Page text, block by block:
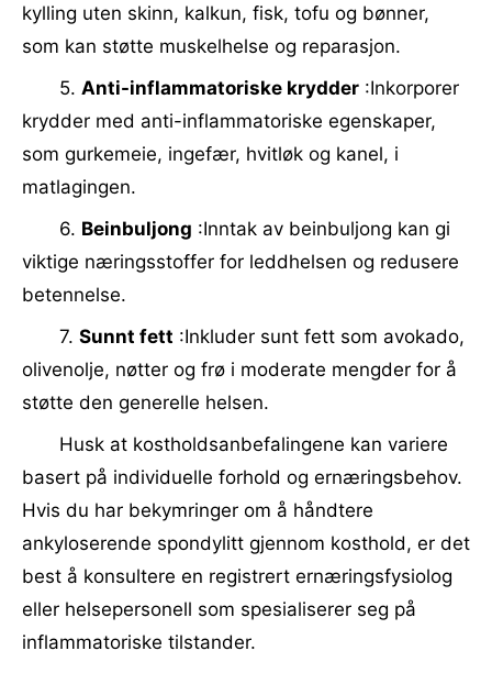
kylling uten skinn, kalkun, fisk, tofu og bønner,
som kan støtte muskelhelse og reparasjon.
5. Anti-inflammatoriske krydder :Inkorporer
krydder med anti-inflammatoriske egenskaper,
som gurkemeie, ingefær, hvitløk og kanel, i
matlagingen.
6. Beinbuljong :Inntak av beinbuljong kan gi
viktige næringsstoffer for leddhelsen og redusere
betennelse.
7. Sunnt fett :Inkluder sunt fett som avokado,
olivenolje, nøtter og frø i moderate mengder for å
støtte den generelle helsen.
Husk at kostholdsanbefalingene kan variere
basert på individuelle forhold og ernæringsbehov.
Hvis du har bekymringer om å håndtere
ankyloserende spondylitt gjennom kosthold, er det
best å konsultere en registrert ernæringsfysiolog
eller helsepersonell som spesialiserer seg på
inflammatoriske tilstander.